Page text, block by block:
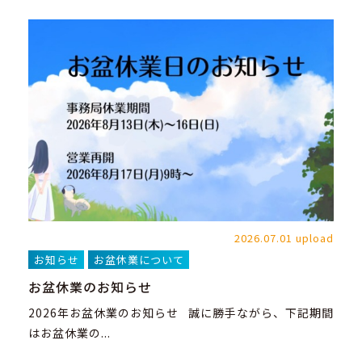
2026.07.01 upload
お知らせ
お盆休業について
お盆休業のお知らせ
2026年お盆休業のお知らせ 誠に勝手ながら、下記期間
はお盆休業の...